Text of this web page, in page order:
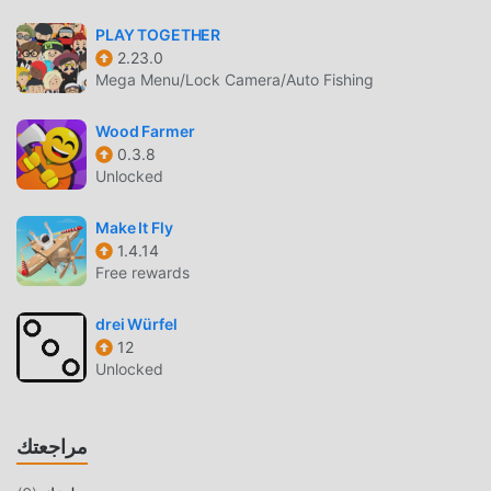
والمشاركة مع جميع عشاق الألعاب casual من جميع أنحاء العالم ،
ماذا تنتظر ، انضم إلى moddroid و استمتع بلعبة casual مع كل
الشركاء العالميين سعداء
مثل الألعاب التقليدية casual ، تتميز Puff Up بأسلوب فني فريد ،
كما أن رسوماتها وخرائطها وشخصياتها عالية الجودة تجعل Puff Up
جذبت الكثير من casual معجبين ، وبالمقارنة مع فئة الألعاب
التقليدية casual ، اعتمدت Puff Up 2.8.13 محركًا افتراضيًا محدثًا
وأجرى ترقيات جريئة. مع المزيد من التكنولوجيا المتقدمة ، تم تحسين
تجربة الشاشة للعبة بشكل كبير. مع الاحتفاظ بالنمط الأصلي casual
، فإن الحد الأقصى يعزز التجربة الحسية للمستخدم ، وهناك العديد
من الأنواع المختلفة من الهواتف المحمولة apk ذات القدرة على
PLAY TOGETHER
2.23.0
Mega Menu/Lock Camera/Auto Fishing
Wood Farmer
0.3.8
Unlocked
Make It Fly
1.4.14
Free rewards
drei Würfel
12
Unlocked
مراجعتك